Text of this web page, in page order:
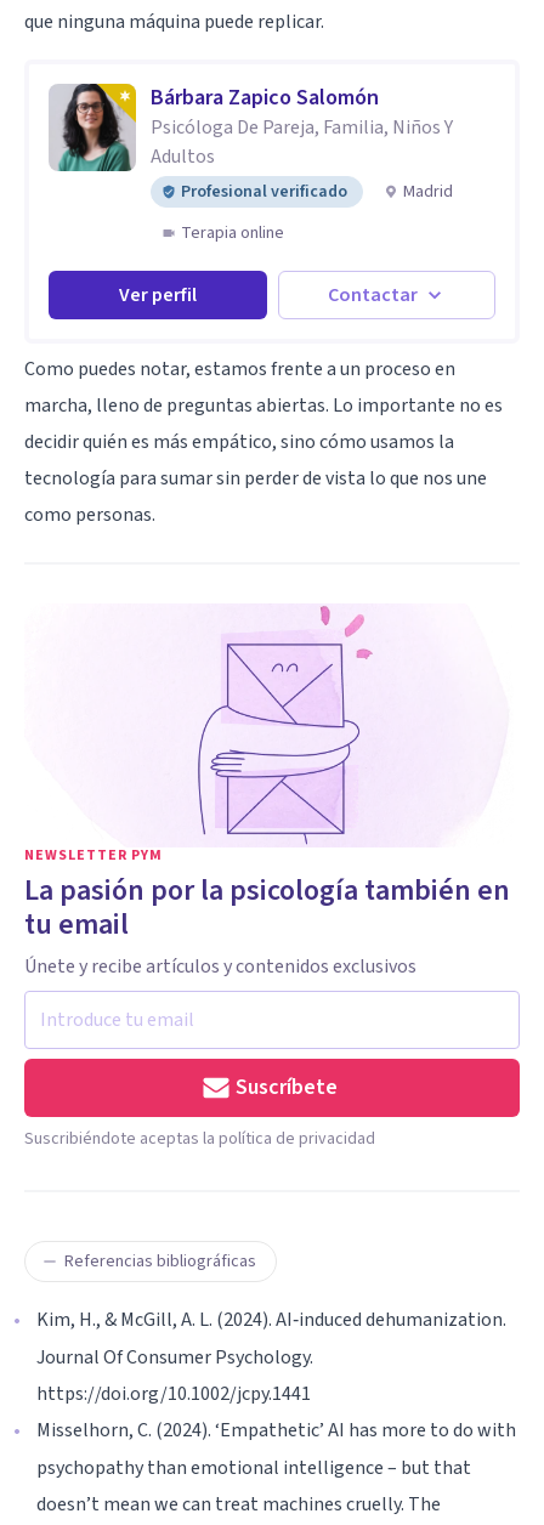
que ninguna máquina puede replicar.
Bárbara Zapico Salomón
Psicóloga De Pareja, Familia, Niños Y
Adultos
Profesional verificado
Madrid
Terapia online
Ver perfil Contactar
Como puedes notar, estamos frente a un proceso en
marcha, lleno de preguntas abiertas. Lo importante no es
decidir quién es más empático, sino cómo usamos la
tecnología para sumar sin perder de vista lo que nos une
como personas.
NEWSLETTER PYM
La pasión por la psicología también en
tu email
Únete y recibe artículos y contenidos exclusivos
Suscríbete
Suscribiéndote aceptas la política de privacidad
Referencias bibliográficas
Kim, H., & McGill, A. L. (2024). AI‐induced dehumanization.
Journal Of Consumer Psychology.
https://doi.org/10.1002/jcpy.1441
Misselhorn, C. (2024). ‘Empathetic’ AI has more to do with
psychopathy than emotional intelligence – but that
doesn’t mean we can treat machines cruelly. The